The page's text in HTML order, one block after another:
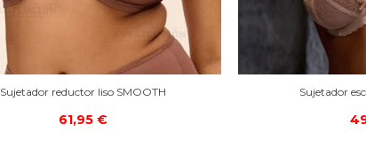
Sujetador reductor liso SMOOTH
61,95 €
Sujetador